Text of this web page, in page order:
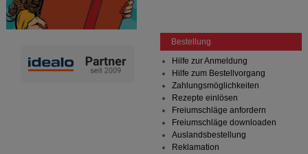
Bestellung
Hilfe zur Anmeldung
Hilfe zum Bestellvorgang
Zahlungsmöglichkeiten
Rezepte einlösen
Freiumschläge anfordern
Freiumschläge downloaden
Auslandsbestellung
Reklamation